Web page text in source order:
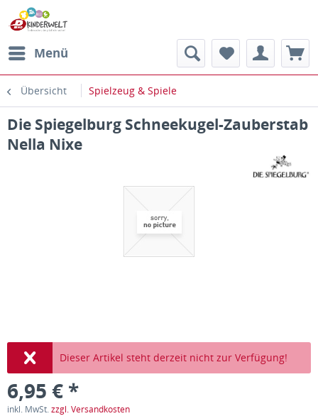
Menü
Übersicht Spielzeug & Spiele
Die Spiegelburg Schneekugel-Zauberstab
Nella Nixe
Dieser Artikel steht derzeit nicht zur Verfügung!
6,95 € *
inkl. MwSt.zzgl. Versandkosten